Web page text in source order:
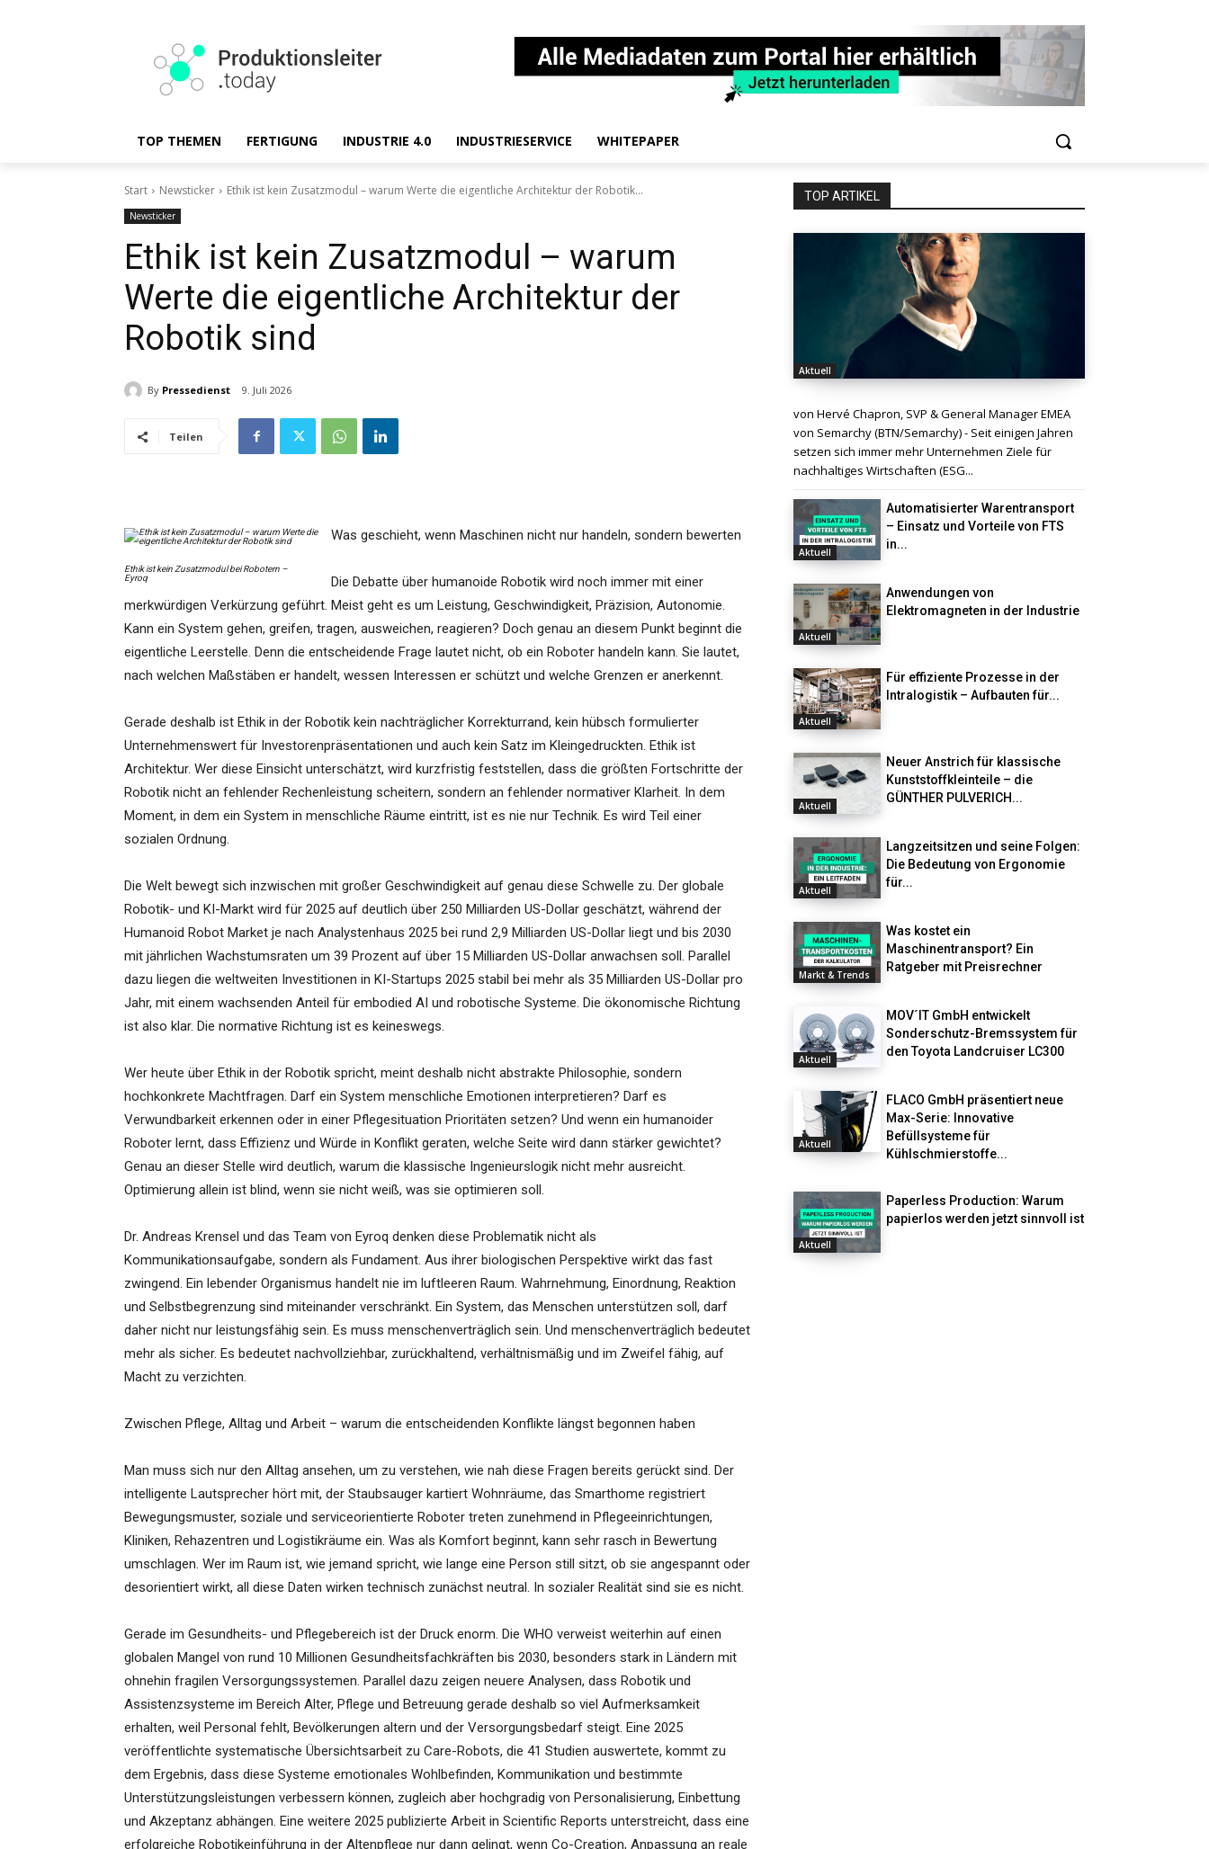
TOP THEMEN FERTIGUNG INDUSTRIE 4.0 INDUSTRIESERVICE WHITEPAPER
Start Newsticker Ethik ist kein Zusatzmodul – warum Werte die eigentliche Architektur der Robotik...
Newsticker
Ethik ist kein Zusatzmodul – warum
Werte die eigentliche Architektur der
Robotik sind
By Pressedienst 9. Juli 2026
Teilen
Ethik ist kein Zusatzmodul bei Robotern –
Eyroq
Was geschieht, wenn Maschinen nicht nur handeln, sondern bewerten
Die Debatte über humanoide Robotik wird noch immer mit einer
merkwürdigen Verkürzung geführt. Meist geht es um Leistung, Geschwindigkeit, Präzision, Autonomie.
Kann ein System gehen, greifen, tragen, ausweichen, reagieren? Doch genau an diesem Punkt beginnt die
eigentliche Leerstelle. Denn die entscheidende Frage lautet nicht, ob ein Roboter handeln kann. Sie lautet,
nach welchen Maßstäben er handelt, wessen Interessen er schützt und welche Grenzen er anerkennt.
Gerade deshalb ist Ethik in der Robotik kein nachträglicher Korrekturrand, kein hübsch formulierter
Unternehmenswert für Investorenpräsentationen und auch kein Satz im Kleingedruckten. Ethik ist
Architektur. Wer diese Einsicht unterschätzt, wird kurzfristig feststellen, dass die größten Fortschritte der
Robotik nicht an fehlender Rechenleistung scheitern, sondern an fehlender normativer Klarheit. In dem
Moment, in dem ein System in menschliche Räume eintritt, ist es nie nur Technik. Es wird Teil einer
sozialen Ordnung.
Die Welt bewegt sich inzwischen mit großer Geschwindigkeit auf genau diese Schwelle zu. Der globale
Robotik- und KI-Markt wird für 2025 auf deutlich über 250 Milliarden US-Dollar geschätzt, während der
Humanoid Robot Market je nach Analystenhaus 2025 bei rund 2,9 Milliarden US-Dollar liegt und bis 2030
mit jährlichen Wachstumsraten um 39 Prozent auf über 15 Milliarden US-Dollar anwachsen soll. Parallel
dazu liegen die weltweiten Investitionen in KI-Startups 2025 stabil bei mehr als 35 Milliarden US-Dollar pro
Jahr, mit einem wachsenden Anteil für embodied AI und robotische Systeme. Die ökonomische Richtung
ist also klar. Die normative Richtung ist es keineswegs.
Wer heute über Ethik in der Robotik spricht, meint deshalb nicht abstrakte Philosophie, sondern
hochkonkrete Machtfragen. Darf ein System menschliche Emotionen interpretieren? Darf es
Verwundbarkeit erkennen oder in einer Pflegesituation Prioritäten setzen? Und wenn ein humanoider
Roboter lernt, dass Effizienz und Würde in Konflikt geraten, welche Seite wird dann stärker gewichtet?
Genau an dieser Stelle wird deutlich, warum die klassische Ingenieurslogik nicht mehr ausreicht.
Optimierung allein ist blind, wenn sie nicht weiß, was sie optimieren soll.
Dr. Andreas Krensel und das Team von Eyroq denken diese Problematik nicht als
Kommunikationsaufgabe, sondern als Fundament. Aus ihrer biologischen Perspektive wirkt das fast
zwingend. Ein lebender Organismus handelt nie im luftleeren Raum. Wahrnehmung, Einordnung, Reaktion
und Selbstbegrenzung sind miteinander verschränkt. Ein System, das Menschen unterstützen soll, darf
daher nicht nur leistungsfähig sein. Es muss menschenverträglich sein. Und menschenverträglich bedeutet
mehr als sicher. Es bedeutet nachvollziehbar, zurückhaltend, verhältnismäßig und im Zweifel fähig, auf
Macht zu verzichten.
Zwischen Pflege, Alltag und Arbeit – warum die entscheidenden Konflikte längst begonnen haben
Man muss sich nur den Alltag ansehen, um zu verstehen, wie nah diese Fragen bereits gerückt sind. Der
intelligente Lautsprecher hört mit, der Staubsauger kartiert Wohnräume, das Smarthome registriert
Bewegungsmuster, soziale und serviceorientierte Roboter treten zunehmend in Pflegeeinrichtungen,
Kliniken, Rehazentren und Logistikräume ein. Was als Komfort beginnt, kann sehr rasch in Bewertung
umschlagen. Wer im Raum ist, wie jemand spricht, wie lange eine Person still sitzt, ob sie angespannt oder
desorientiert wirkt, all diese Daten wirken technisch zunächst neutral. In sozialer Realität sind sie es nicht.
Gerade im Gesundheits- und Pflegebereich ist der Druck enorm. Die WHO verweist weiterhin auf einen
globalen Mangel von rund 10 Millionen Gesundheitsfachkräften bis 2030, besonders stark in Ländern mit
ohnehin fragilen Versorgungssystemen. Parallel dazu zeigen neuere Analysen, dass Robotik und
Assistenzsysteme im Bereich Alter, Pflege und Betreuung gerade deshalb so viel Aufmerksamkeit
erhalten, weil Personal fehlt, Bevölkerungen altern und der Versorgungsbedarf steigt. Eine 2025
veröffentlichte systematische Übersichtsarbeit zu Care-Robots, die 41 Studien auswertete, kommt zu
dem Ergebnis, dass diese Systeme emotionales Wohlbefinden, Kommunikation und bestimmte
Unterstützungsleistungen verbessern können, zugleich aber hochgradig von Personalisierung, Einbettung
und Akzeptanz abhängen. Eine weitere 2025 publizierte Arbeit in Scientific Reports unterstreicht, dass eine
erfolgreiche Robotikeinführung in der Altenpflege nur dann gelingt, wenn Co-Creation, Anpassung an reale
TOP ARTIKEL
Aktuell
von Hervé Chapron, SVP & General Manager EMEA
von Semarchy (BTN/Semarchy) - Seit einigen Jahren
setzen sich immer mehr Unternehmen Ziele für
nachhaltiges Wirtschaften (ESG...
Aktuell
Automatisierter Warentransport
– Einsatz und Vorteile von FTS
in...
Aktuell
Anwendungen von
Elektromagneten in der Industrie
Aktuell
Für effiziente Prozesse in der
Intralogistik – Aufbauten für...
Aktuell
Neuer Anstrich für klassische
Kunststoffkleinteile – die
GÜNTHER PULVERICH...
Aktuell
Langzeitsitzen und seine Folgen:
Die Bedeutung von Ergonomie
für...
Markt & Trends
Was kostet ein
Maschinentransport? Ein
Ratgeber mit Preisrechner
Aktuell
MOV´IT GmbH entwickelt
Sonderschutz-Bremssystem für
den Toyota Landcruiser LC300
Aktuell
FLACO GmbH präsentiert neue
Max-Serie: Innovative
Befüllsysteme für
Kühlschmierstoffe...
Aktuell
Paperless Production: Warum
papierlos werden jetzt sinnvoll ist